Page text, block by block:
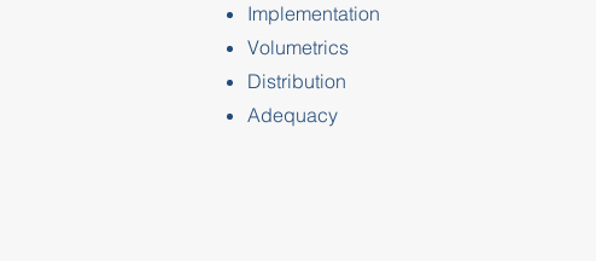
Implementation
Volumetrics
Distribution
Adequacy